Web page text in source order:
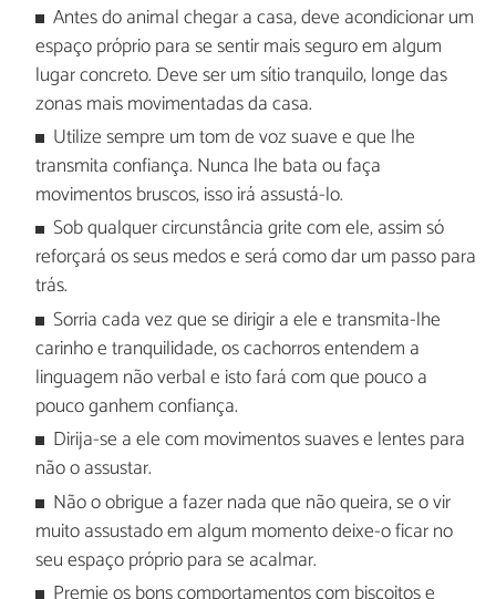
Antes do animal chegar a casa, deve acondicionar um
espaço próprio para se sentir mais seguro em algum
lugar concreto. Deve ser um sítio tranquilo, longe das
zonas mais movimentadas da casa.
Utilize sempre um tom de voz suave e que lhe
transmita confiança. Nunca lhe bata ou faça
movimentos bruscos, isso irá assustá-lo.
Sob qualquer circunstância grite com ele, assim só
reforçará os seus medos e será como dar um passo para
trás.
Sorria cada vez que se dirigir a ele e transmita-lhe
carinho e tranquilidade, os cachorros entendem a
linguagem não verbal e isto fará com que pouco a
pouco ganhem confiança.
Dirija-se a ele com movimentos suaves e lentes para
não o assustar.
Não o obrigue a fazer nada que não queira, se o vir
muito assustado em algum momento deixe-o ficar no
seu espaço próprio para se acalmar.